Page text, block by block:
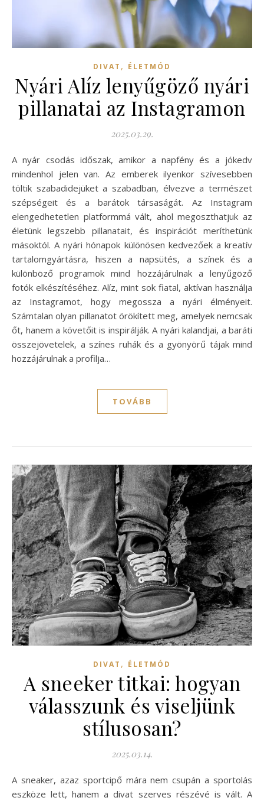
DIVAT , ÉLETMÓD
Nyári Alíz lenyűgöző nyári
pillanatai az Instagramon
2025.03.29.
A nyár csodás időszak, amikor a napfény és a jókedv
mindenhol jelen van. Az emberek ilyenkor szívesebben
töltik szabadidejüket a szabadban, élvezve a természet
szépségeit és a barátok társaságát. Az Instagram
elengedhetetlen platformmá vált, ahol megoszthatjuk az
életünk legszebb pillanatait, és inspirációt meríthetünk
másoktól. A nyári hónapok különösen kedvezőek a kreatív
tartalomgyártásra, hiszen a napsütés, a színek és a
különböző programok mind hozzájárulnak a lenyűgöző
fotók elkészítéséhez. Alíz, mint sok fiatal, aktívan használja
az Instagramot, hogy megossza a nyári élményeit.
Számtalan olyan pillanatot örökített meg, amelyek nemcsak
őt, hanem a követőit is inspirálják. A nyári kalandjai, a baráti
összejövetelek, a színes ruhák és a gyönyörű tájak mind
hozzájárulnak a profilja…
TOVÁBB
DIVAT , ÉLETMÓD
A sneeker titkai: hogyan
válasszunk és viseljünk
stílusosan?
2025.03.14.
A sneaker, azaz sportcipő mára nem csupán a sportolás
eszköze lett, hanem a divat szerves részévé is vált. A